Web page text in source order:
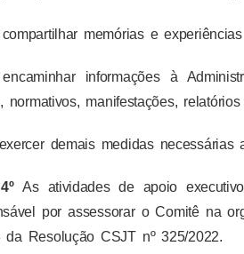
memórias e
informações à
normativos, manifestações,
demais medidas necessárias
4ºAs atividades de apoio
por assessorar o Comitê na
Resolução CSJT nº 325/2022.